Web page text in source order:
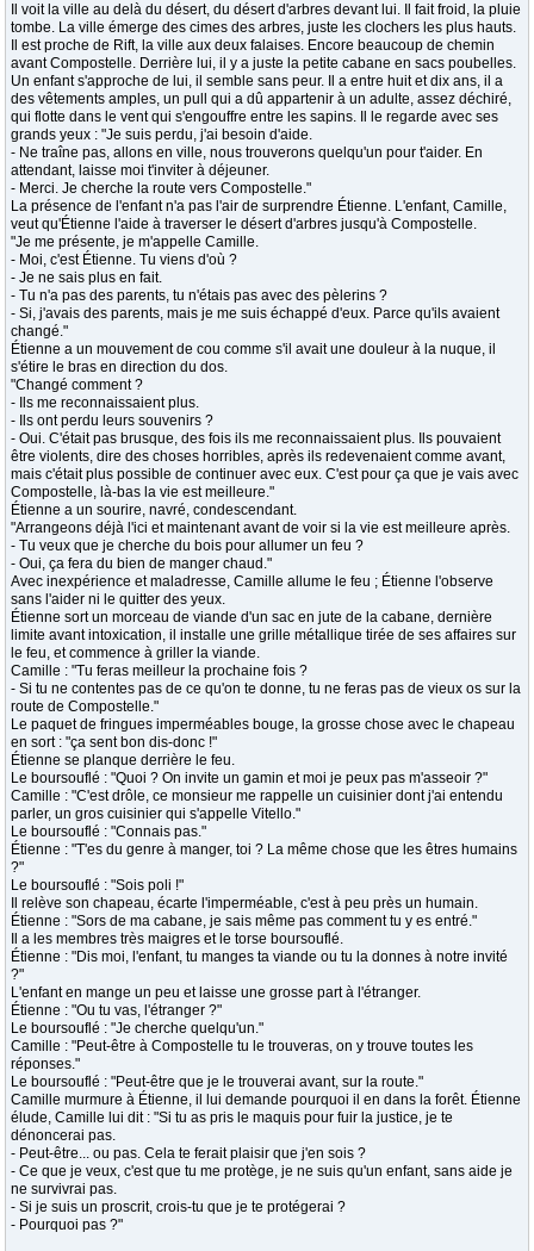
Il voit la ville au delà du désert, du désert d'arbres devant lui. Il fait froid, la pluie
tombe. La ville émerge des cimes des arbres, juste les clochers les plus hauts.
Il est proche de Rift, la ville aux deux falaises. Encore beaucoup de chemin
avant Compostelle. Derrière lui, il y a juste la petite cabane en sacs poubelles.
Un enfant s'approche de lui, il semble sans peur. Il a entre huit et dix ans, il a
des vêtements amples, un pull qui a dû appartenir à un adulte, assez déchiré,
qui flotte dans le vent qui s'engouffre entre les sapins. Il le regarde avec ses
grands yeux : "Je suis perdu, j'ai besoin d'aide.
- Ne traîne pas, allons en ville, nous trouverons quelqu'un pour t'aider. En
attendant, laisse moi t'inviter à déjeuner.
- Merci. Je cherche la route vers Compostelle."
La présence de l'enfant n'a pas l'air de surprendre Étienne. L'enfant, Camille,
veut qu'Étienne l'aide à traverser le désert d'arbres jusqu'à Compostelle.
"Je me présente, je m'appelle Camille.
- Moi, c'est Étienne. Tu viens d'où ?
- Je ne sais plus en fait.
- Tu n'a pas des parents, tu n'étais pas avec des pèlerins ?
- Si, j'avais des parents, mais je me suis échappé d'eux. Parce qu'ils avaient
changé."
Étienne a un mouvement de cou comme s'il avait une douleur à la nuque, il
s'étire le bras en direction du dos.
"Changé comment ?
- Ils me reconnaissaient plus.
- Ils ont perdu leurs souvenirs ?
- Oui. C'était pas brusque, des fois ils me reconnaissaient plus. Ils pouvaient
être violents, dire des choses horribles, après ils redevenaient comme avant,
mais c'était plus possible de continuer avec eux. C'est pour ça que je vais avec
Compostelle, là-bas la vie est meilleure."
Étienne a un sourire, navré, condescendant.
"Arrangeons déjà l'ici et maintenant avant de voir si la vie est meilleure après.
- Tu veux que je cherche du bois pour allumer un feu ?
- Oui, ça fera du bien de manger chaud."
Avec inexpérience et maladresse, Camille allume le feu ; Étienne l'observe
sans l'aider ni le quitter des yeux.
Étienne sort un morceau de viande d'un sac en jute de la cabane, dernière
limite avant intoxication, il installe une grille métallique tirée de ses affaires sur
le feu, et commence à griller la viande.
Camille : "Tu feras meilleur la prochaine fois ?
- Si tu ne contentes pas de ce qu'on te donne, tu ne feras pas de vieux os sur la
route de Compostelle."
Le paquet de fringues imperméables bouge, la grosse chose avec le chapeau
en sort : "ça sent bon dis-donc !"
Étienne se planque derrière le feu.
Le boursouflé : "Quoi ? On invite un gamin et moi je peux pas m'asseoir ?"
Camille : "C'est drôle, ce monsieur me rappelle un cuisinier dont j'ai entendu
parler, un gros cuisinier qui s'appelle Vitello."
Le boursouflé : "Connais pas."
Étienne : "T'es du genre à manger, toi ? La même chose que les êtres humains
?"
Le boursouflé : "Sois poli !"
Il relève son chapeau, écarte l'imperméable, c'est à peu près un humain.
Étienne : "Sors de ma cabane, je sais même pas comment tu y es entré."
Il a les membres très maigres et le torse boursouflé.
Étienne : "Dis moi, l'enfant, tu manges ta viande ou tu la donnes à notre invité
?"
L'enfant en mange un peu et laisse une grosse part à l'étranger.
Étienne : "Ou tu vas, l'étranger ?"
Le boursouflé : "Je cherche quelqu'un."
Camille : "Peut-être à Compostelle tu le trouveras, on y trouve toutes les
réponses."
Le boursouflé : "Peut-être que je le trouverai avant, sur la route."
Camille murmure à Étienne, il lui demande pourquoi il en dans la forêt. Étienne
élude, Camille lui dit : "Si tu as pris le maquis pour fuir la justice, je te
dénoncerai pas.
- Peut-être... ou pas. Cela te ferait plaisir que j'en sois ?
- Ce que je veux, c'est que tu me protège, je ne suis qu'un enfant, sans aide je
ne survivrai pas.
- Si je suis un proscrit, crois-tu que je te protégerai ?
- Pourquoi pas ?"